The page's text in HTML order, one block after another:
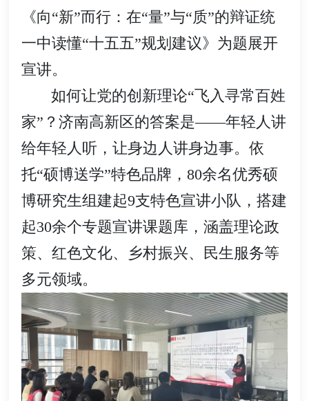
《向“新”而行：在“量”与“质”的辩证统
一中读懂“十五五”规划建议》为题展开
宣讲。
如何让党的创新理论“飞入寻常百姓
家”？济南高新区的答案是——年轻人讲
给年轻人听，让身边人讲身边事。依
托“硕博送学”特色品牌，80余名优秀硕
博研究生组建起9支特色宣讲小队，搭建
起30余个专题宣讲课题库，涵盖理论政
策、红色文化、乡村振兴、民生服务等
多元领域。